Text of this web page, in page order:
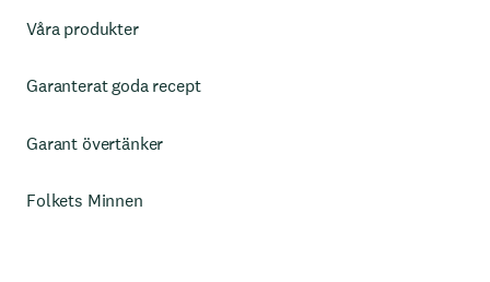
Våra produkter
Garanterat goda recept
Garant övertänker
Folkets Minnen